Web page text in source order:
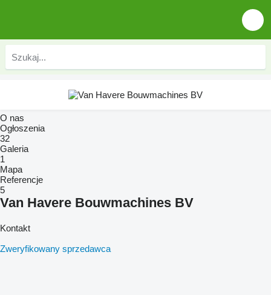
O nas
Ogłoszenia
32
Galeria
1
Mapa
Referencje
5
Van Havere Bouwmachines BV
Kontakt
Zweryfikowany sprzedawca